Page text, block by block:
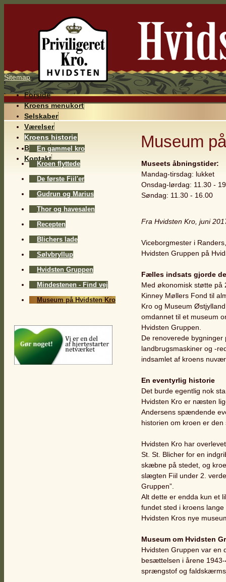
Sitemap
Forside
Kroens menukort
Selskaber
Værelser
Kroens historie
Billeder
Kontakt
En gammel kro
Kroen flyttede
De første Fiil'er
Gudrun og Marius
Thor og havesalen
Recepten
Blichers lade
Sølvbryllup
Hvidsten Gruppen
Mindestenen - Find vej
Museum på Hvidsten Kro
Museum
Museets åbningstider:
Mandag-tirsdag: lukket
Onsdag-lørdag: 11.30 -
Søndag: 11.30 - 16.00
Fra Hvidsten Kro, juni
Viceborgmester i
Hvidsten Gruppen på
Fælles indsats gjorde
Med økonomisk støtte på
Kinney Møllers Fond til
Kro og Museum
omdannet til et museum
Hvidsten Gruppen.
De renoverede
landbrugsmaskiner og -
indsamlet af kroens
En eventyrlig historie
Det burde egentlig nok
Hvidsten Kro er næsten
Andersens spændende
historien om kroen er
Hvidsten Kro har
St. St. Blicher for en
skæbne på stedet, og
slægten Fiil under 2.
Gruppen”.
Alt dette er endda kun et
fundet sted i kroens
Hvidsten Kros nye
Museum om Hvidsten
Hvidsten Gruppen var en
besættelsen i årene
sprængstof og